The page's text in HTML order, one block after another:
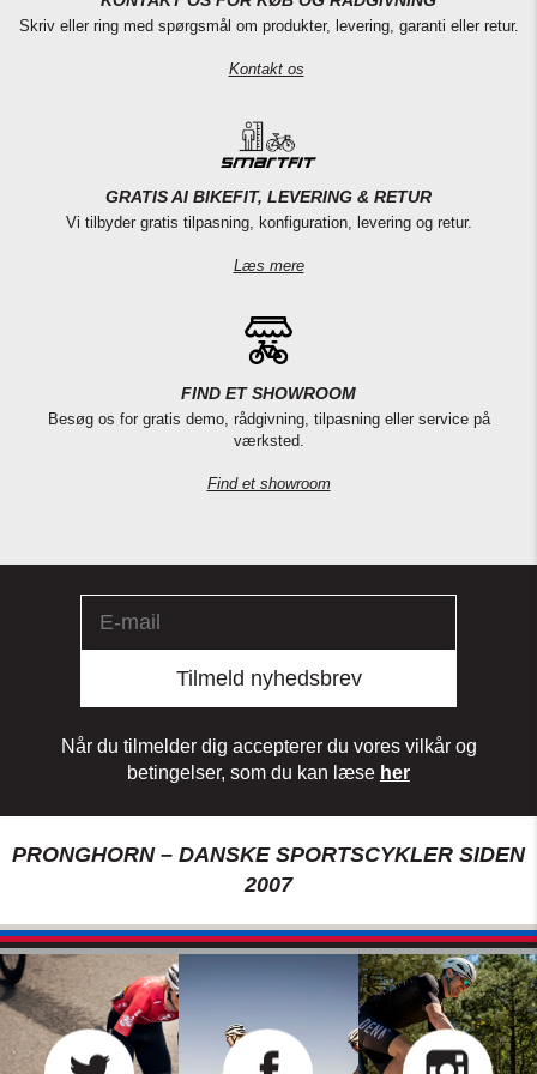
Skriv eller ring med spørgsmål om produkter, levering, garanti eller retur.
Kontakt os
GRATIS AI BIKEFIT, LEVERING & RETUR
Vi tilbyder gratis tilpasning, konfiguration, levering og retur.
Læs mere
FIND ET SHOWROOM
Besøg os for gratis demo, rådgivning, tilpasning eller service på
værksted.
Find et showroom
Tilmeld nyhedsbrev
Når du tilmelder dig accepterer du vores vilkår og
betingelser, som du kan læse her
PRONGHORN – DANSKE SPORTSCYKLER SIDEN
2007